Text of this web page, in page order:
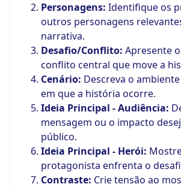
Personagens: Identifique os
outros personagens
narrativa.
Desafio/Conflito: Apresente
conflito central que move a
Cenário: Descreva o
em que a história ocorre.
Ideia Principal - Audiência:
mensagem ou o impacto
público.
Ideia Principal - Herói:
protagonista enfrenta o
Contraste: Crie tensão ao